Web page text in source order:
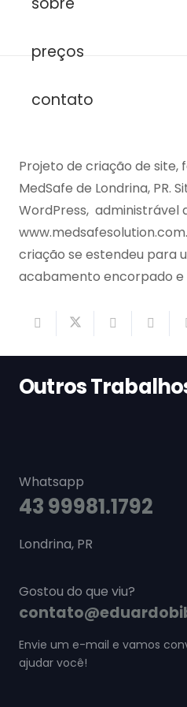
preços
contato
MedSafe
Projeto de criação de site,
MedSafe de Londrina, PR.
WordPress, administrável
criação se estendeu para
acabamento encorpado
Outros
Whatsapp
43 99981.1792
Londrina, PR
Gostou do que viu?
Envie um e-mail e vamos
ajudar você!